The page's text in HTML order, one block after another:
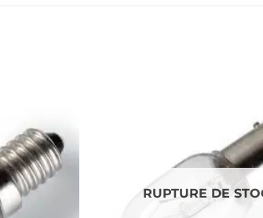
RUPTURE DE